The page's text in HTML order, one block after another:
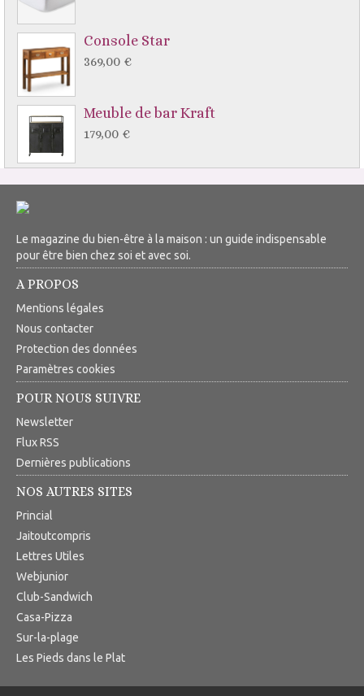
Console Star
369,00 €
Meuble de bar Kraft
179,00 €
Le magazine du bien-être à la maison : un guide indispensable
pour être bien chez soi et avec soi.
A PROPOS
Mentions légales
Nous contacter
Protection des données
Paramètres cookies
POUR NOUS SUIVRE
Newsletter
Flux RSS
Dernières publications
NOS AUTRES SITES
Princial
Jaitoutcompris
Lettres Utiles
Webjunior
Club-Sandwich
Casa-Pizza
Sur-la-plage
Les Pieds dans le Plat